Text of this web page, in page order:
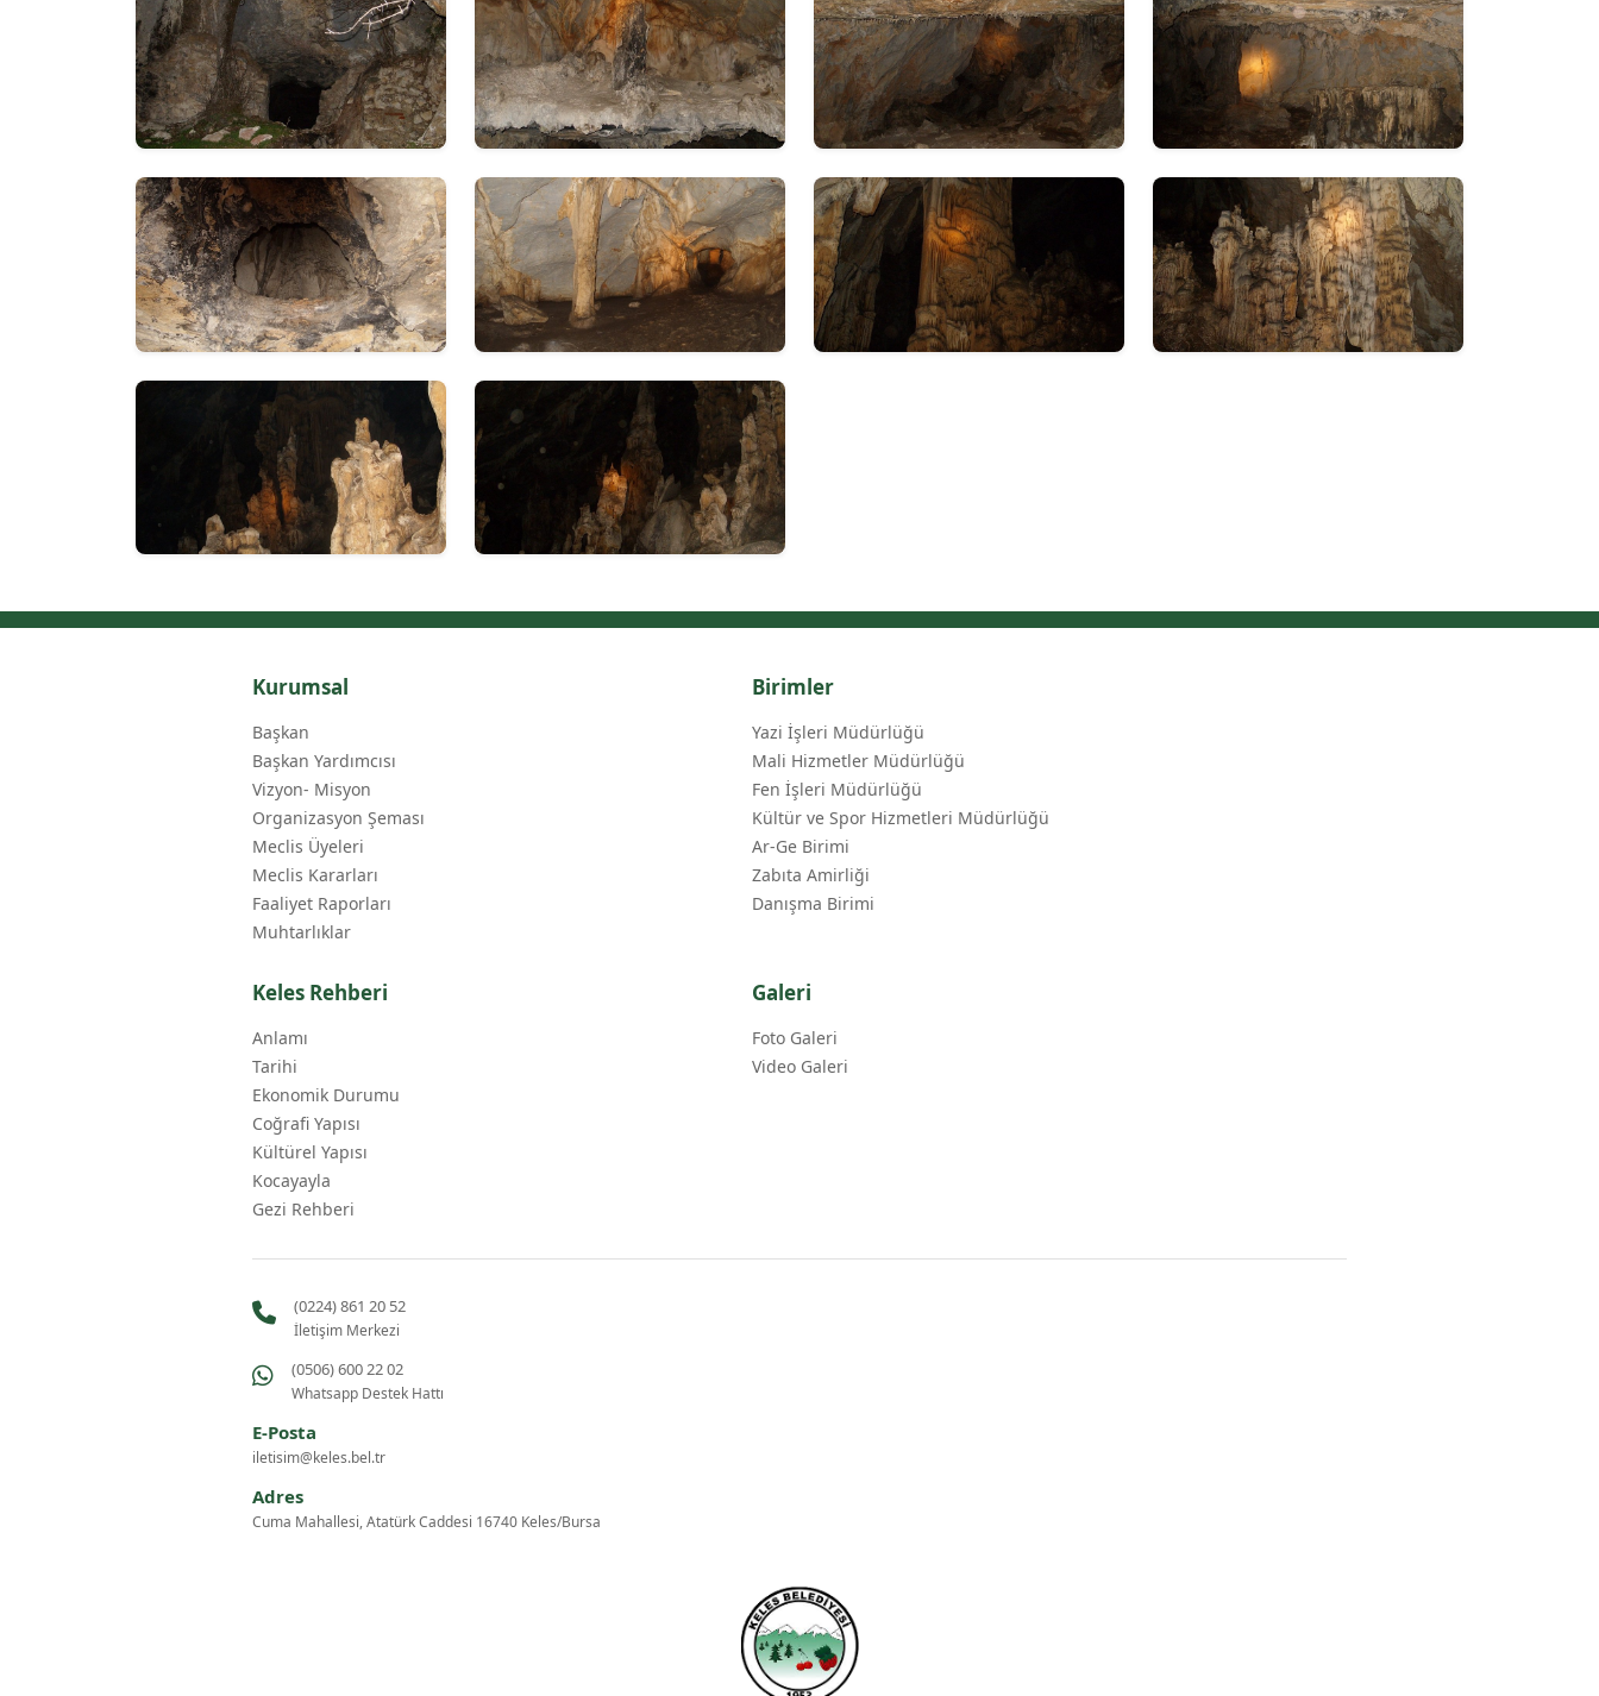
Kurumsal
Başkan
Başkan Yardımcısı
Vizyon- Misyon
Organizasyon Şeması
Meclis Üyeleri
Meclis Kararları
Faaliyet Raporları
Muhtarlıklar
Birimler
Yazi İşleri Müdürlüğü
Mali Hizmetler Müdürlüğü
Fen İşleri Müdürlüğü
Kültür ve Spor Hizmetleri Müdürlüğü
Ar-Ge Birimi
Zabıta Amirliği
Danışma Birimi
Keles Rehberi
Anlamı
Tarihi
Ekonomik Durumu
Coğrafi Yapısı
Kültürel Yapısı
Kocayayla
Gezi Rehberi
Galeri
Foto Galeri
Video Galeri
(0224) 861 20 52
İletişim Merkezi
(0506) 600 22 02
Whatsapp Destek Hattı
E-Posta
iletisim@keles.bel.tr
Adres
Cuma Mahallesi, Atatürk Caddesi 16740 Keles/Bursa